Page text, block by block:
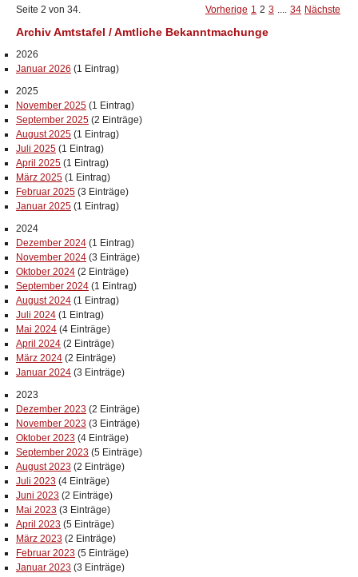
Seite 2 von 34. Vorherige 1 2 3 .... 34 Nächste
Archiv Amtstafel / Amtliche Bekanntmachunge
2026
Januar 2026 (1 Eintrag)
2025
November 2025 (1 Eintrag)
September 2025 (2 Einträge)
August 2025 (1 Eintrag)
Juli 2025 (1 Eintrag)
April 2025 (1 Eintrag)
März 2025 (1 Eintrag)
Februar 2025 (3 Einträge)
Januar 2025 (1 Eintrag)
2024
Dezember 2024 (1 Eintrag)
November 2024 (3 Einträge)
Oktober 2024 (2 Einträge)
September 2024 (1 Eintrag)
August 2024 (1 Eintrag)
Juli 2024 (1 Eintrag)
Mai 2024 (4 Einträge)
April 2024 (2 Einträge)
März 2024 (2 Einträge)
Januar 2024 (3 Einträge)
2023
Dezember 2023 (2 Einträge)
November 2023 (3 Einträge)
Oktober 2023 (4 Einträge)
September 2023 (5 Einträge)
August 2023 (2 Einträge)
Juli 2023 (4 Einträge)
Juni 2023 (2 Einträge)
Mai 2023 (3 Einträge)
April 2023 (5 Einträge)
März 2023 (2 Einträge)
Februar 2023 (5 Einträge)
Januar 2023 (3 Einträge)